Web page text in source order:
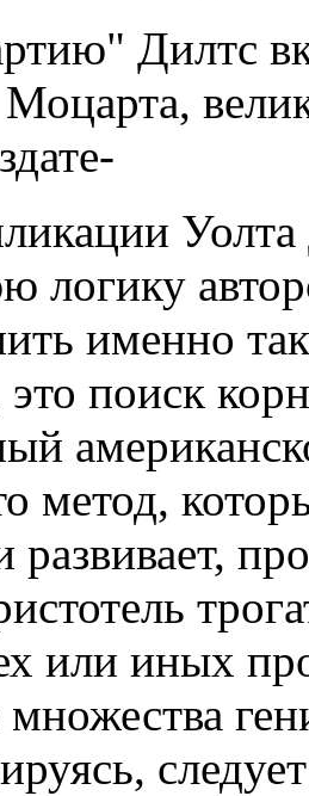
Дилтс
логику
именно
поиск
метод,
развивает,
или иных
множества